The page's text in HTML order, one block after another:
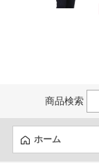
商品検索
ホーム